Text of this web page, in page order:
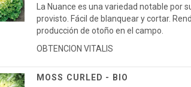
La Nuance es una variedad notable por
provisto. Fácil de blanquear y cortar.
producción de otoño en el campo.
OBTENCION VITALIS
MOSS CURLED - BIO